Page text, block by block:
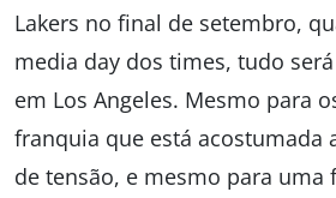
Lakers no final de setembro,
media day dos times, tudo
em Los Angeles. Mesmo para
franquia que está acostumada
de tensão, e mesmo para